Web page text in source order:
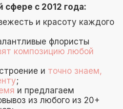
сфере с 2012 года:
и красоту каждого
флористы
композицию любой
и точно знаем,
;
и предлагаем
из любого из 20+